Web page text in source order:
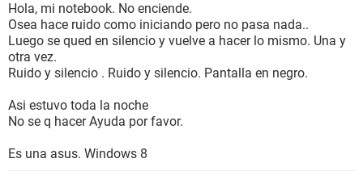
Hola, mi notebook. No enciende.
Osea hace ruido como iniciando pero no pasa nada..
Luego se qued en silencio y vuelve a hacer lo mismo. Una y
otra vez.
Ruido y silencio . Ruido y silencio. Pantalla en negro.
Asi estuvo toda la noche
No se q hacer Ayuda por favor.
Es una asus. Windows 8